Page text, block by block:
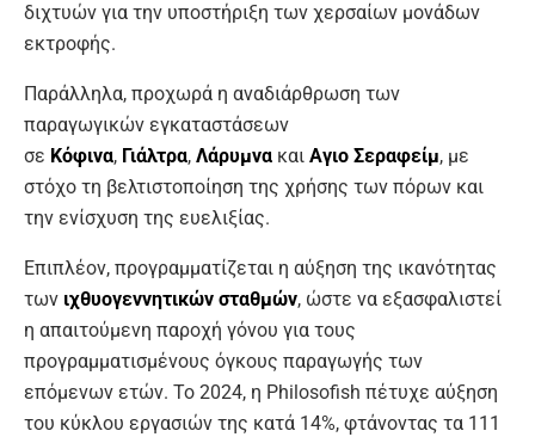
διχτυών για την υποστήριξη των χερσαίων μονάδων
εκτροφής.
Παράλληλα, προχωρά η αναδιάρθρωση των
παραγωγικών εγκαταστάσεων
σε Κόφινα, Γιάλτρα, Λάρυμνα και Αγιο Σεραφείμ, με
στόχο τη βελτιστοποίηση της χρήσης των πόρων και
την ενίσχυση της ευελιξίας.
Επιπλέον, προγραμματίζεται η αύξηση της ικανότητας
των ιχθυογεννητικών σταθμών, ώστε να εξασφαλιστεί
η απαιτούμενη παροχή γόνου για τους
προγραμματισμένους όγκους παραγωγής των
επόμενων ετών. Το 2024, η Philosofish πέτυχε αύξηση
του κύκλου εργασιών της κατά 14%, φτάνοντας τα 111